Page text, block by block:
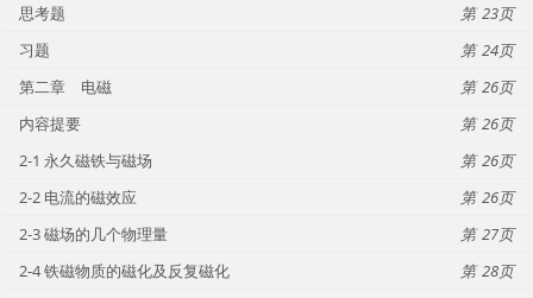
思考题
23
习题
24
第二章 电磁
26
内容提要
26
2-1 永久磁铁与磁场
26
2-2 电流的磁效应
26
2-3 磁场的几个物理量
27
2-4 铁磁物质的磁化及反复磁化
28